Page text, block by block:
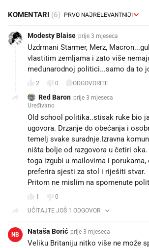
KOMENTARI (6)
Modesty Blaise prije 3 mjeseca
Uzdrmani Starmer, Merz,
vlastitim zemljama i zato više
međunarodnoj politici...samo da to
2 0 ODGOVORITE
Red Baron prije 3 mjeseca
Uređivano
Old school politika..stisak ruke bio
ugovora. Drzanje do obećanja i
temelj svake suradnje.Izravna
ništa bolje od razgovora u četiri oka.
toga izgubi u mailovima i porukama,
preferira sjesti za stol i riješiti stvar.
Pritom ne mislim na spomenute
1
0
UČITAJTE JOŠ 1 ODGOVOR
NB Nataša Borić prije 3 mjeseca
Veliku Britaniju nitko više ne može